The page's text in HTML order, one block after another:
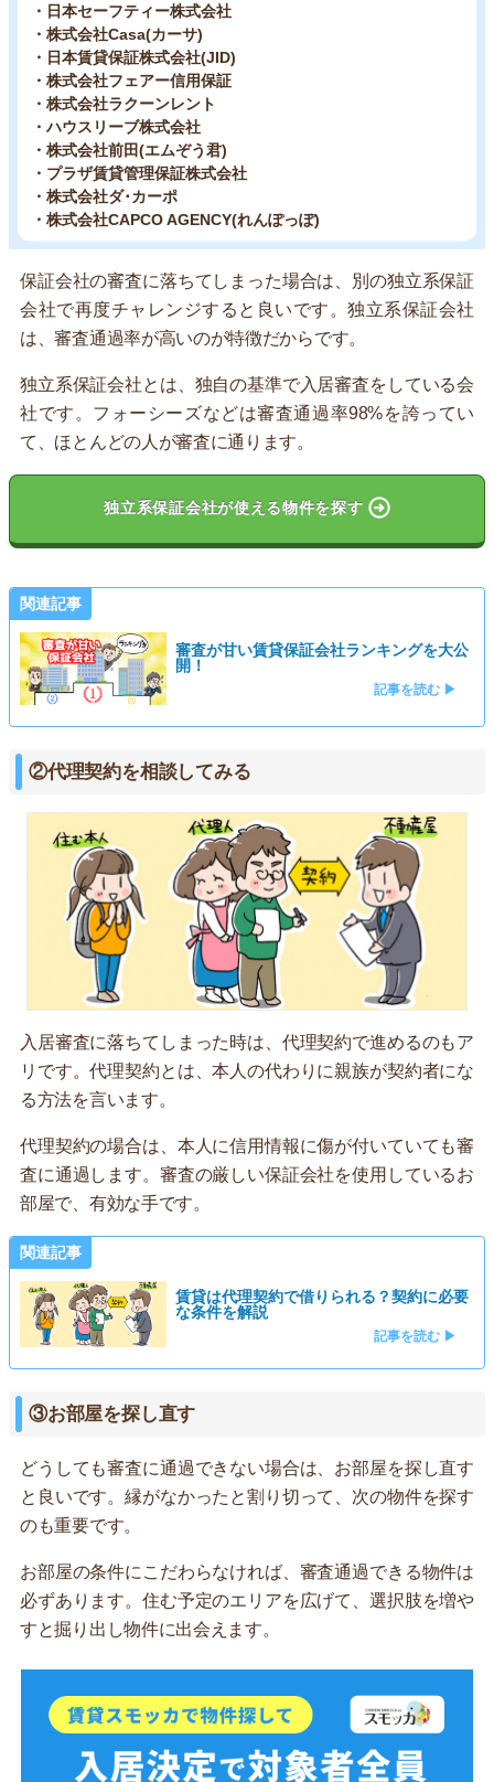
・日本セーフティー株式会社
・株式会社Casa(カーサ)
・日本賃貸保証株式会社(JID)
・株式会社フェアー信用保証
・株式会社ラクーンレント
・ハウスリーブ株式会社
・株式会社前田(エムぞう君)
・プラザ賃貸管理保証株式会社
・株式会社ダ･カーポ
・株式会社CAPCO AGENCY(れんぽっぽ)
保証会社の審査に落ちてしまった場合は、別の独立系保証
会社で再度チャレンジすると良いです。独立系保証会社
は、審査通過率が高いのが特徴だからです。
独立系保証会社とは、独自の基準で入居審査をしている会
社です。フォーシーズなどは審査通過率98%を誇ってい
て、ほとんどの人が審査に通ります。
独立系保証会社が使える物件を探す
関連記事
審査が甘い賃貸保証会社ランキングを大公
開！
記事を読む ▶
②代理契約を相談してみる
入居審査に落ちてしまった時は、代理契約で進めるのもア
リです。代理契約とは、本人の代わりに親族が契約者にな
る方法を言います。
代理契約の場合は、本人に信用情報に傷が付いていても審
査に通過します。審査の厳しい保証会社を使用しているお
部屋で、有効な手です。
関連記事
賃貸は代理契約で借りられる？契約に必要
な条件を解説
記事を読む ▶
③お部屋を探し直す
どうしても審査に通過できない場合は、お部屋を探し直す
と良いです。縁がなかったと割り切って、次の物件を探す
のも重要です。
お部屋の条件にこだわらなければ、審査通過できる物件は
必ずあります。住む予定のエリアを広げて、選択肢を増や
すと掘り出し物件に出会えます。